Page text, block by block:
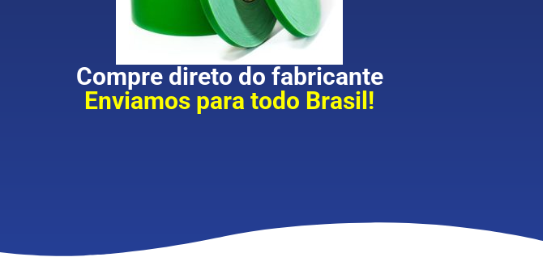
Compre direto do fabricante
Enviamos para todo Brasil!